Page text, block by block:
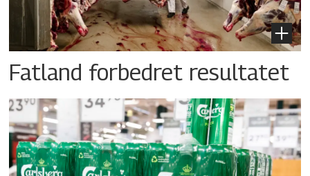
Fatland forbedret resultatet